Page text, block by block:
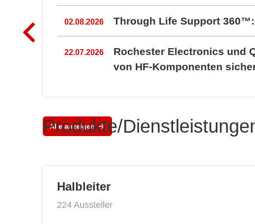
02.08.2026 Through Life Support
22.07.2026 Rochester Electronics und
von HF-Komponenten
Alle anzeigen
Produkte/
Halbleiter
224 Aussteller